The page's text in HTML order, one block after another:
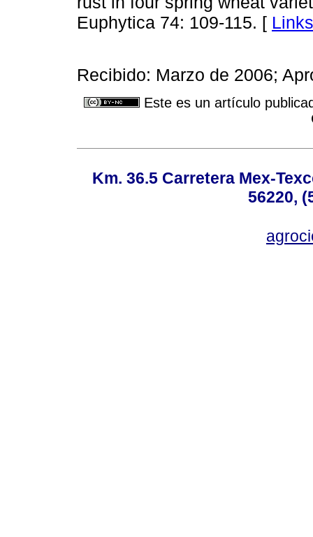
Euphytica 74: 109-115. [ Links
Recibido: Marzo de 2006;
Este es un artículo
Km. 36.5 Carretera Mex-
56220,